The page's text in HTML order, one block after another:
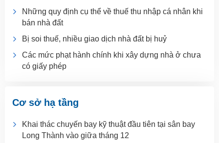
Những quy định cụ thể về thuế thu nhập cá nhân khi
bán nhà đất
Bị soi thuế, nhiều giao dịch nhà đất bị huỷ
Các mức phạt hành chính khi xây dựng nhà ở chưa
có giấy phép
Cơ sở hạ tầng
Khai thác chuyến bay kỹ thuật đầu tiên tại sân bay
Long Thành vào giữa tháng 12